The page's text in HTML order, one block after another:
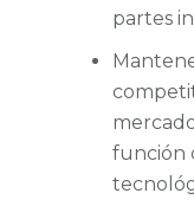
partes
función